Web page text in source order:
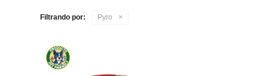
Filtrando por: Pyro
Las Perlas 96 Tiros Color
duplican la duración y el